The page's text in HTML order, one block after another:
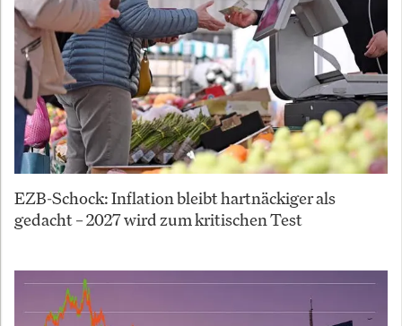
EZB-Schock: Inflation bleibt hartnäckiger als
gedacht – 2027 wird zum kritischen Test